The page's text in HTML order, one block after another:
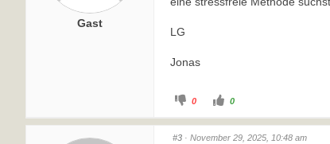
Gast
LG
Jonas
0 0
#3 · November 29, 2025, 10:48 am